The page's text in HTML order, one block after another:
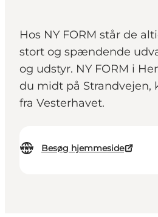
Hos NY FORM står de
stort og spændende
og udstyr. NY FORM i
du midt på Strandvejen,
fra Vesterhavet.
Besøg hjemmeside